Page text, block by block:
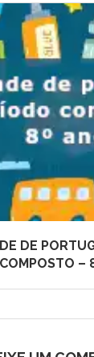
DE
COMPOSTO –